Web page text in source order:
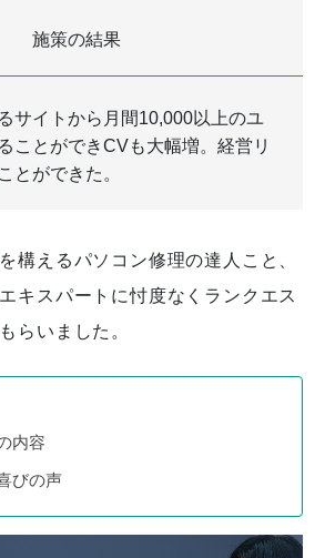
施策の結果
サイトから月間10,000以上のユ
ことができCVも大幅増。経営リ
とができた。
構えるパソコン修理の達人こと、
キスパートに忖度なくランクエス
らいました。
内容
びの声